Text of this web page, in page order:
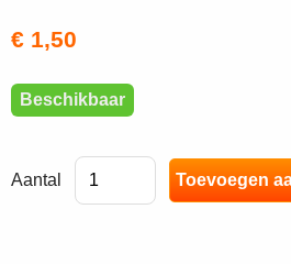
€ 1,50
Beschikbaar
Aantal